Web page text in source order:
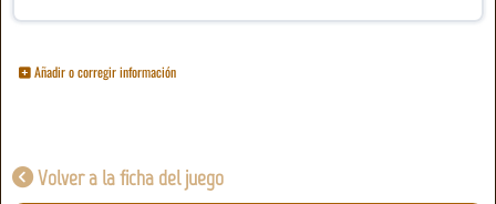
Añadir o corregir información
Volver a la ficha del juego